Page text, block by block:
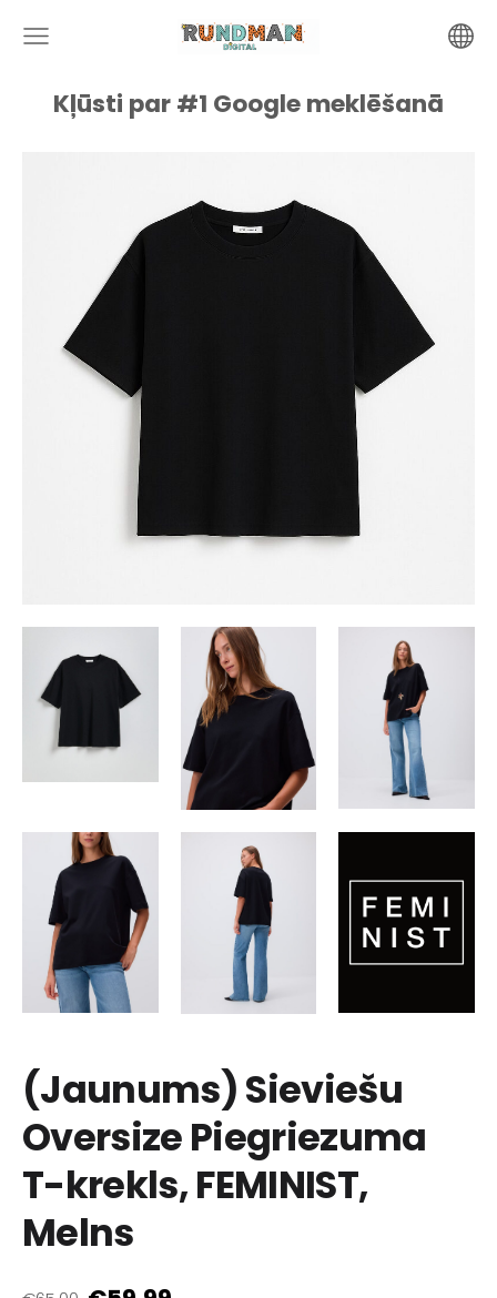
Kļūsti par #1 Google meklēšanā
(Jaunums) Sieviešu
Oversize Piegriezuma
T-krekls, FEMINIST,
Melns